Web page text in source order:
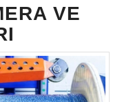
VE